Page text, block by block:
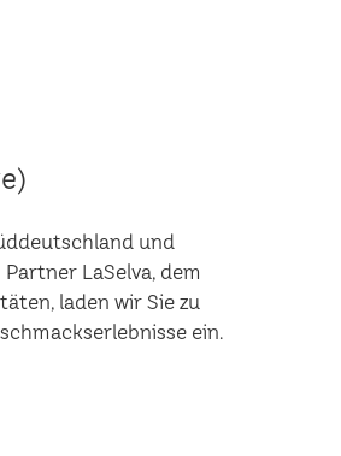
und
LaSelva, dem
laden wir Sie zu
ein.